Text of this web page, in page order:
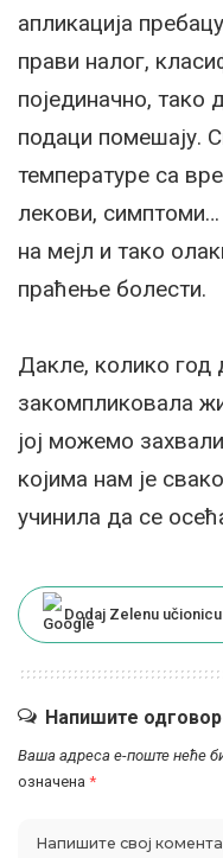
апликација
прави налог,
појединачно, тако
подаци помешају.
температуре са
лекови,
на мејл и тако
праћење болести.
Дакле, колико год
закомпликовала
јој можемо
којима нам је
учинила да се
Dodaj Zelenu
Напишите одговор
Ваша адреса е-поште неће
означена *